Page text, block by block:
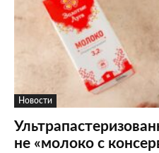
Новости
не «молоко с